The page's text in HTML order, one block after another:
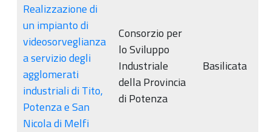
Realizzazione di
un impianto di
videosorveglianza
a servizio degli
agglomerati
industriali di Tito,
Potenza e San
Nicola di Melfi
Consorzio per
lo Sviluppo
Industriale
della Provincia
di Potenza
Basilicata